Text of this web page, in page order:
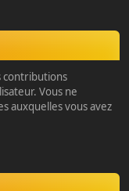
contributions
Vous ne
auxquelles vous avez